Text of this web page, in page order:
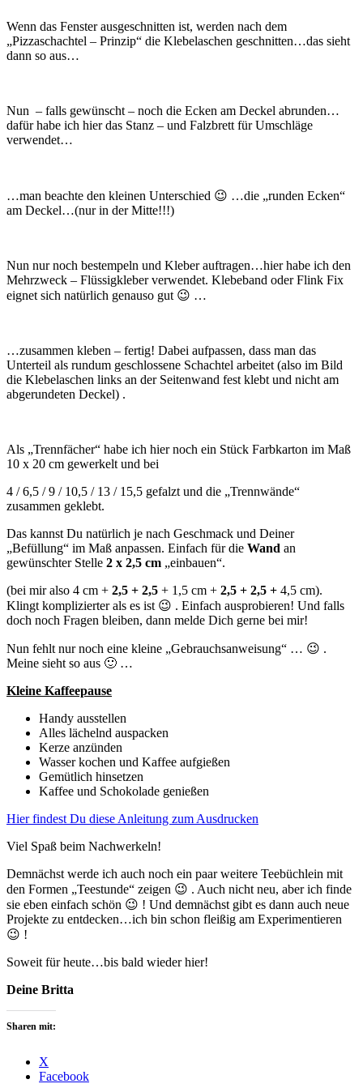
Wenn das Fenster ausgeschnitten ist, werden nach dem
„Pizzaschachtel – Prinzip“ die Klebelaschen geschnitten…das sieht
dann so aus…
Nun – falls gewünscht – noch die Ecken am Deckel abrunden…
dafür habe ich hier das Stanz – und Falzbrett für Umschläge
verwendet…
…man beachte den kleinen Unterschied 😉 …die „runden Ecken“
am Deckel…(nur in der Mitte!!!)
Nun nur noch bestempeln und Kleber auftragen…hier habe ich den
Mehrzweck – Flüssigkleber verwendet. Klebeband oder Flink Fix
eignet sich natürlich genauso gut 😉 …
…zusammen kleben – fertig! Dabei aufpassen, dass man das
Unterteil als rundum geschlossene Schachtel arbeitet (also im Bild
die Klebelaschen links an der Seitenwand fest klebt und nicht am
abgerundeten Deckel) .
Als „Trennfächer“ habe ich hier noch ein Stück Farbkarton im Maß
10 x 20 cm gewerkelt und bei
4 / 6,5 / 9 / 10,5 / 13 / 15,5 gefalzt und die „Trennwände“
zusammen geklebt.
Das kannst Du natürlich je nach Geschmack und Deiner
„Befüllung“ im Maß anpassen. Einfach für die Wand an
gewünschter Stelle 2 x 2,5 cm „einbauen“.
(bei mir also 4 cm + 2,5 + 2,5 + 1,5 cm + 2,5 + 2,5 + 4,5 cm).
Klingt komplizierter als es ist 😉 . Einfach ausprobieren! Und falls
doch noch Fragen bleiben, dann melde Dich gerne bei mir!
Nun fehlt nur noch eine kleine „Gebrauchsanweisung“ … 😉 .
Meine sieht so aus 🙂 …
Kleine Kaffeepause
Handy ausstellen
Alles lächelnd auspacken
Kerze anzünden
Wasser kochen und Kaffee aufgießen
Gemütlich hinsetzen
Kaffee und Schokolade genießen
Hier findest Du diese Anleitung zum Ausdrucken
Viel Spaß beim Nachwerkeln!
Demnächst werde ich auch noch ein paar weitere Teebüchlein mit
den Formen „Teestunde“ zeigen 😉 . Auch nicht neu, aber ich finde
sie eben einfach schön 😉 ! Und demnächst gibt es dann auch neue
Projekte zu entdecken…ich bin schon fleißig am Experimentieren
😉 !
Soweit für heute…bis bald wieder hier!
Deine Britta
Sharen mit:
X
Facebook